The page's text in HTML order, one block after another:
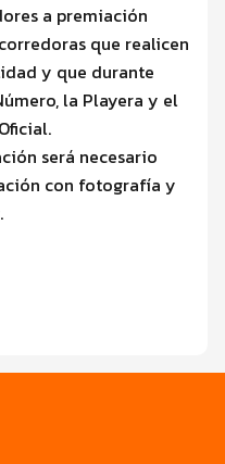
a premiación
que realicen
y que durante
la Playera y el
será necesario
con fotografía y